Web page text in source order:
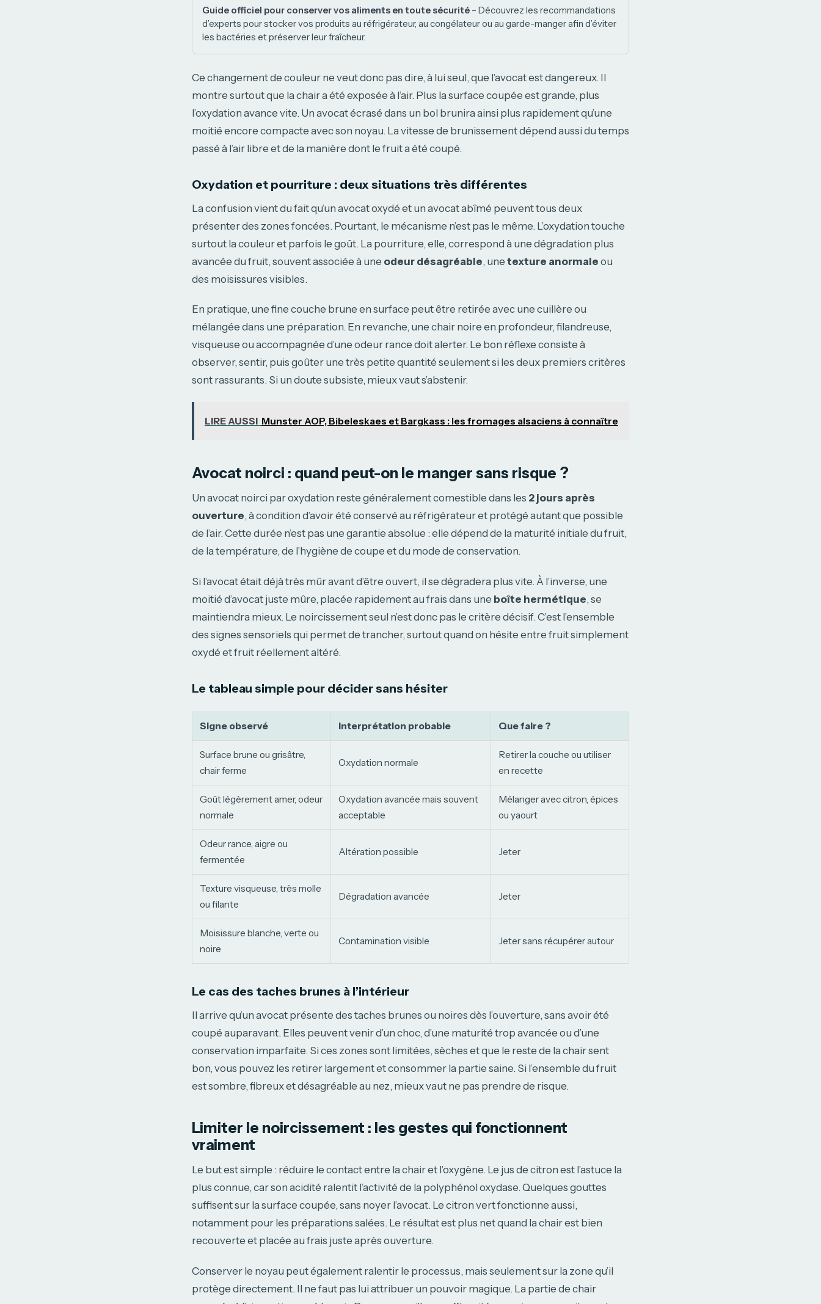
Guide officiel pour conserver vos aliments en toute sécurité – Découvrez les recommandations
d’experts pour stocker vos produits au réfrigérateur, au congélateur ou au garde-manger afin d’éviter
les bactéries et préserver leur fraîcheur.
Ce changement de couleur ne veut donc pas dire, à lui seul, que l’avocat est dangereux. Il
montre surtout que la chair a été exposée à l’air. Plus la surface coupée est grande, plus
l’oxydation avance vite. Un avocat écrasé dans un bol brunira ainsi plus rapidement qu’une
moitié encore compacte avec son noyau. La vitesse de brunissement dépend aussi du temps
passé à l’air libre et de la manière dont le fruit a été coupé.
Oxydation et pourriture : deux situations très différentes
La confusion vient du fait qu’un avocat oxydé et un avocat abîmé peuvent tous deux
présenter des zones foncées. Pourtant, le mécanisme n’est pas le même. L’oxydation touche
surtout la couleur et parfois le goût. La pourriture, elle, correspond à une dégradation plus
avancée du fruit, souvent associée à une odeur désagréable, une texture anormale ou
des moisissures visibles.
En pratique, une fine couche brune en surface peut être retirée avec une cuillère ou
mélangée dans une préparation. En revanche, une chair noire en profondeur, filandreuse,
visqueuse ou accompagnée d’une odeur rance doit alerter. Le bon réflexe consiste à
observer, sentir, puis goûter une très petite quantité seulement si les deux premiers critères
sont rassurants. Si un doute subsiste, mieux vaut s’abstenir.
LIRE AUSSI Munster AOP, Bibeleskaes et Bargkass : les fromages alsaciens à connaître
Avocat noirci : quand peut-on le manger sans risque ?
Un avocat noirci par oxydation reste généralement comestible dans les 2 jours après
ouverture, à condition d’avoir été conservé au réfrigérateur et protégé autant que possible
de l’air. Cette durée n’est pas une garantie absolue : elle dépend de la maturité initiale du fruit,
de la température, de l’hygiène de coupe et du mode de conservation.
Si l’avocat était déjà très mûr avant d’être ouvert, il se dégradera plus vite. À l’inverse, une
moitié d’avocat juste mûre, placée rapidement au frais dans une boîte hermétique, se
maintiendra mieux. Le noircissement seul n’est donc pas le critère décisif. C’est l’ensemble
des signes sensoriels qui permet de trancher, surtout quand on hésite entre fruit simplement
oxydé et fruit réellement altéré.
Le tableau simple pour décider sans hésiter
Signe observé Interprétation probable Que faire ?
Surface brune ou grisâtre,
chair ferme
Oxydation normale
Retirer la couche ou utiliser
en recette
Goût légèrement amer, odeur
normale
Oxydation avancée mais souvent
acceptable
Mélanger avec citron, épices
ou yaourt
Odeur rance, aigre ou
fermentée
Altération possible Jeter
Texture visqueuse, très molle
ou filante
Dégradation avancée Jeter
Moisissure blanche, verte ou
noire
Contamination visible Jeter sans récupérer autour
Le cas des taches brunes à l’intérieur
Il arrive qu’un avocat présente des taches brunes ou noires dès l’ouverture, sans avoir été
coupé auparavant. Elles peuvent venir d’un choc, d’une maturité trop avancée ou d’une
conservation imparfaite. Si ces zones sont limitées, sèches et que le reste de la chair sent
bon, vous pouvez les retirer largement et consommer la partie saine. Si l’ensemble du fruit
est sombre, fibreux et désagréable au nez, mieux vaut ne pas prendre de risque.
Limiter le noircissement : les gestes qui fonctionnent
vraiment
Le but est simple : réduire le contact entre la chair et l’oxygène. Le jus de citron est l’astuce la
plus connue, car son acidité ralentit l’activité de la polyphénol oxydase. Quelques gouttes
suffisent sur la surface coupée, sans noyer l’avocat. Le citron vert fonctionne aussi,
notamment pour les préparations salées. Le résultat est plus net quand la chair est bien
recouverte et placée au frais juste après ouverture.
Conserver le noyau peut également ralentir le processus, mais seulement sur la zone qu’il
protège directement. Il ne faut pas lui attribuer un pouvoir magique. La partie de chair